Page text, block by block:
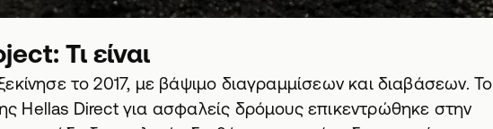
Τι είναι
το 2017, με βάψιμο διαγραμμίσεων και διαβάσεων. Το
Hellas Direct για ασφαλείς δρόμους επικεντρώθηκε στην